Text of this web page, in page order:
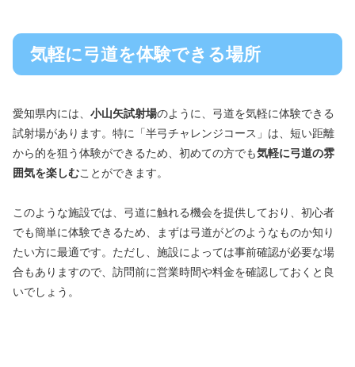
気軽に弓道を体験できる場所
愛知県内には、 小山矢試射場のように、弓道を気軽に体験できる
試射場があります。特に「半弓チャレンジコース」は、短い距離
から的を狙う体験ができるため、初めての方でも気軽に弓道の雰
囲気を楽しむことができます。
このような施設では、弓道に触れる機会を提供しており、初心者
でも簡単に体験できるため、まずは弓道がどのようなものか知り
たい方に最適です。ただし、施設によっては事前確認が必要な場
合もありますので、訪問前に営業時間や料金を確認しておくと良
いでしょう。